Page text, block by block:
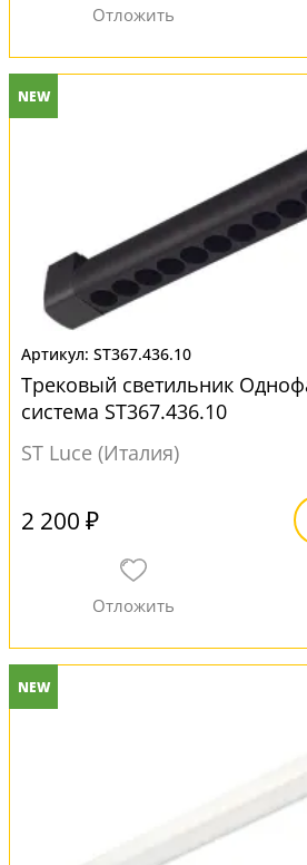
NEW
ST367.436.10
Трековый светильник
система ST367.436.10
ST Luce (Италия)
2 200 ₽
NEW